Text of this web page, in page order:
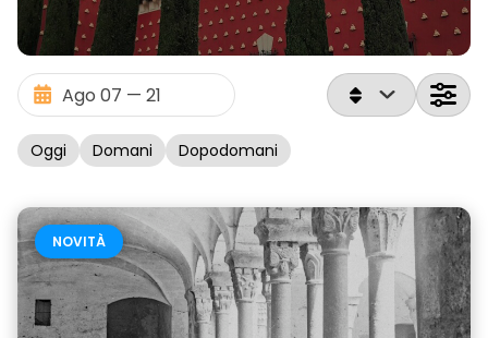
Oggi Domani Dopodomani
NOVITÀ